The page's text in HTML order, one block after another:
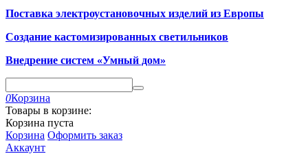
Поставка электроустановочных изделий из Европы
Создание кастомизированных светильников
Внедрение систем «Умный дом»
0Корзина
Товары в корзине:
Корзина пуста
Корзина Оформить заказ
Аккаунт